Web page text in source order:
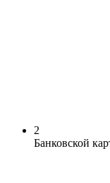
2
Банковской